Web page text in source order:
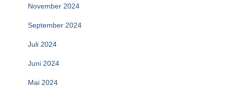
November 2024
September 2024
Juli 2024
Juni 2024
Mai 2024